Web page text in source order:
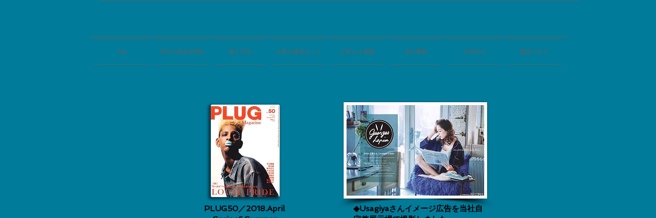
Top 当社の強み(特徴) 施工作品 大事な構造のこと お客さま掲載 会社概要 お問合せ 建築ブログ
PLUG50／2018.April
◆Usagiyaさんイメージ広告を当社自